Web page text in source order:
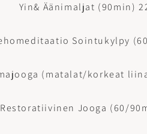
Yin& Äänimaljat (90min)
Sointukylpy
(matalat/korkeat
Restoratiivinen Jooga (60/